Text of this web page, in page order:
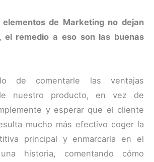
de Marketing no dejan
el remedio a eso son las buenas
de comentarle las ventajas
nuestro producto, en vez de
y esperar que el cliente
mucho más efectivo coger la
principal y enmarcarla en el
historia, comentando cómo